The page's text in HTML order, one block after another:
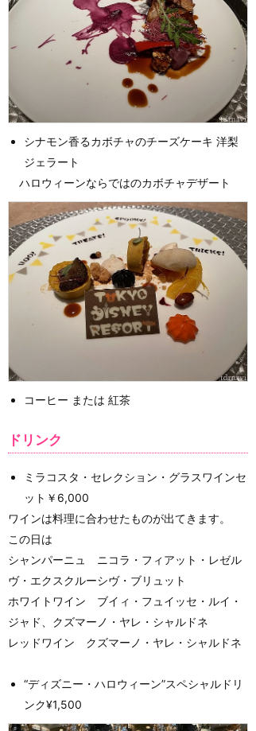
シナモン香るカボチャのチーズケーキ 洋梨
ジェラート
ハロウィーンならではのカボチャデザート
コーヒー または 紅茶
ドリンク
ミラコスタ・セレクション・グラスワインセ
ット￥6,000
ワインは料理に合わせたものが出てきます。
この日は
シャンパーニュ ニコラ・フィアット・レゼル
ヴ・エクスクルーシヴ・ブリュット
ホワイトワイン ブイィ・フュイッセ・ルイ・
ジャド、クズマーノ・ヤレ・シャルドネ
レッドワイン クズマーノ・ヤレ・シャルドネ
“ディズニー・ハロウィーン”スペシャルドリ
ンク¥1,500